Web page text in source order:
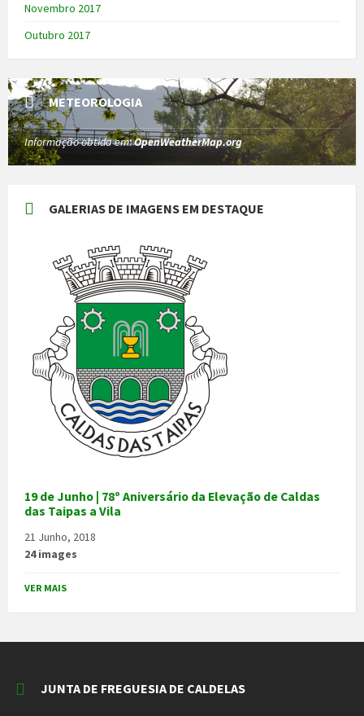
Novembro 2017
Outubro 2017
METEOROLOGIA
Informação obtida em:OpenWeatherMap.org
GALERIAS DE IMAGENS EM DESTAQUE
19 de Junho | 78º Aniversário da Elevação de Caldas
das Taipas a Vila
21 Junho, 2018
24 images
VER MAIS
JUNTA DE FREGUESIA DE CALDELAS